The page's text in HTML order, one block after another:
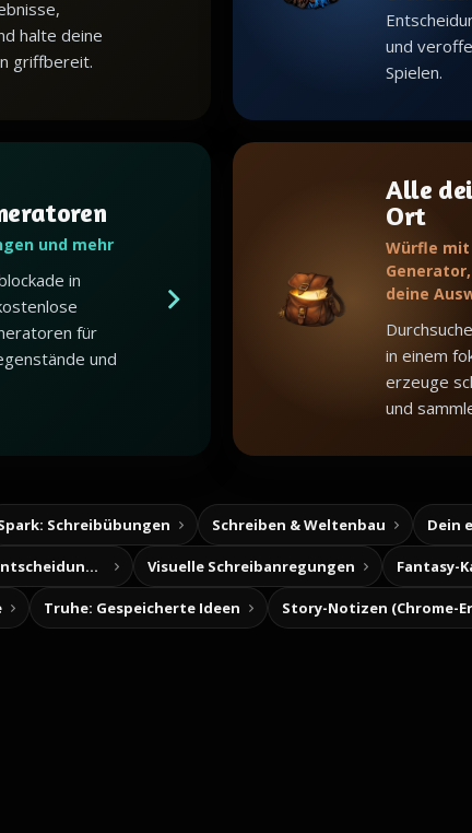
halte deine
griffbereit.
und
Spielen.
und mehr
in
für
und
Alle
Ort
Würfle mit
deine
in einem
erzeuge
und
Schreibübungen Schreiben & Weltenbau Dein
Baue deine eigenen Entscheidungsabenteuer Visuelle Schreibanregungen Fantasy-
Truhe: Gespeicherte Ideen